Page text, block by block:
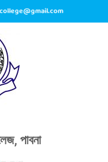
পাবনা